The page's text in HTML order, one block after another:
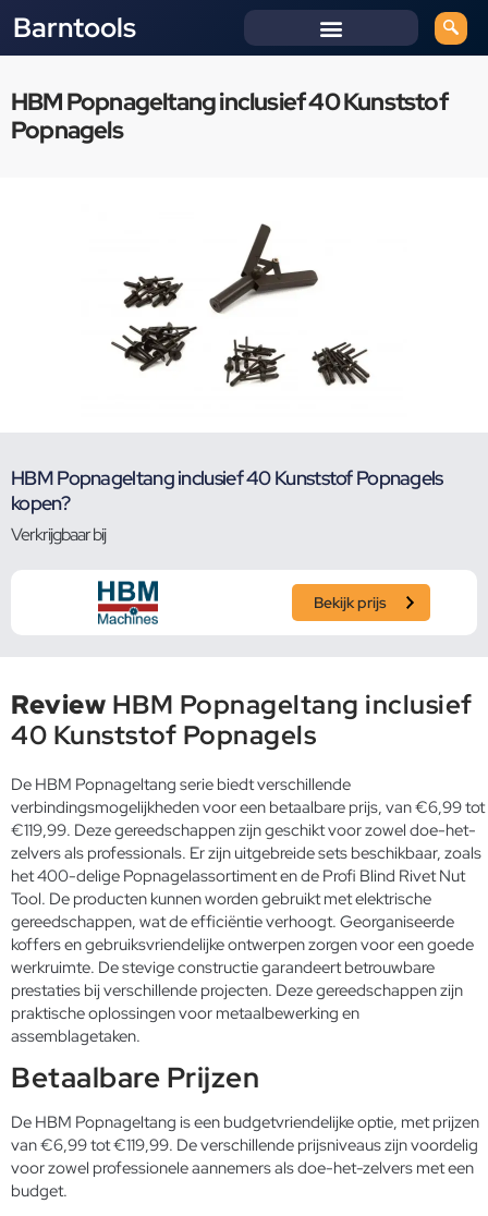
Barntools
HBM Popnageltang inclusief 40 Kunststof
Popnagels
HBM Popnageltang inclusief 40 Kunststof Popnagels
kopen?
Verkrijgbaar bij
Bekijk prijs
Review HBM Popnageltang inclusief
40 Kunststof Popnagels
De HBM Popnageltang serie biedt verschillende
verbindingsmogelijkheden voor een betaalbare prijs, van €6,99 tot
€119,99. Deze gereedschappen zijn geschikt voor zowel doe-het-
zelvers als professionals. Er zijn uitgebreide sets beschikbaar, zoals
het 400-delige Popnagelassortiment en de Profi Blind Rivet Nut
Tool. De producten kunnen worden gebruikt met elektrische
gereedschappen, wat de efficiëntie verhoogt. Georganiseerde
koffers en gebruiksvriendelijke ontwerpen zorgen voor een goede
werkruimte. De stevige constructie garandeert betrouwbare
prestaties bij verschillende projecten. Deze gereedschappen zijn
praktische oplossingen voor metaalbewerking en
assemblagetaken.
Betaalbare Prijzen
De HBM Popnageltang is een budgetvriendelijke optie, met prijzen
van €6,99 tot €119,99. De verschillende prijsniveaus zijn voordelig
voor zowel professionele aannemers als doe-het-zelvers met een
budget.